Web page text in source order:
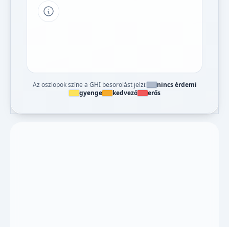
Tipp a grafikon jelmagyarázatához
Az oszlopok színe a GHI besorolást jelzi:
nincs érdemi
gyenge
kedvező erős